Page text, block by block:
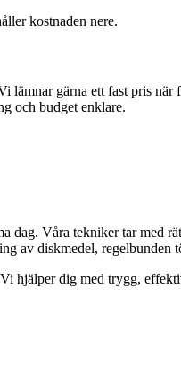
kostnaden nere.
gärna ett fast pris
och budget enklare.
Våra tekniker tar med
av diskmedel, regelbunden
hjälper dig med trygg,